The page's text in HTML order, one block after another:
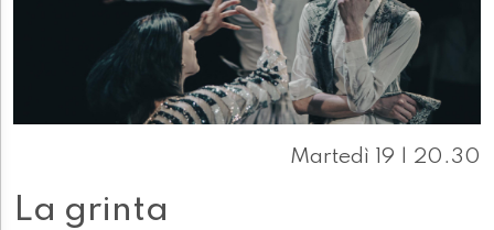
Martedì 19 | 20.30
La grinta